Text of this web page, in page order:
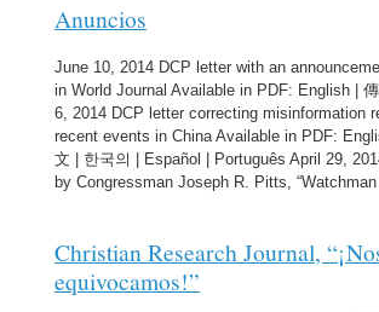
Anuncios
June 10, 2014 DCP letter with an
in World Journal Available in PDF: English |
6, 2014 DCP letter correcting misinformation
recent events in China Available in PDF:
文 | 한국의 | Español | Português April 29,
by Congressman Joseph R. Pitts,
Christian Research Journal,
equivocamos!”